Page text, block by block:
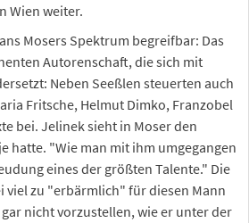
Wien weiter.
Mosers Spektrum begreifbar: Das
Autorenschaft, die sich mit
Neben Seeßlen steuerten auch
Fritsche, Helmut Dimko, Franzobel
bei. Jelinek sieht in Moser den
hatte. "Wie man mit ihm umgegangen
eines der größten Talente." Die
viel zu "erbärmlich" für diesen Mann
nicht vorzustellen, wie er unter der